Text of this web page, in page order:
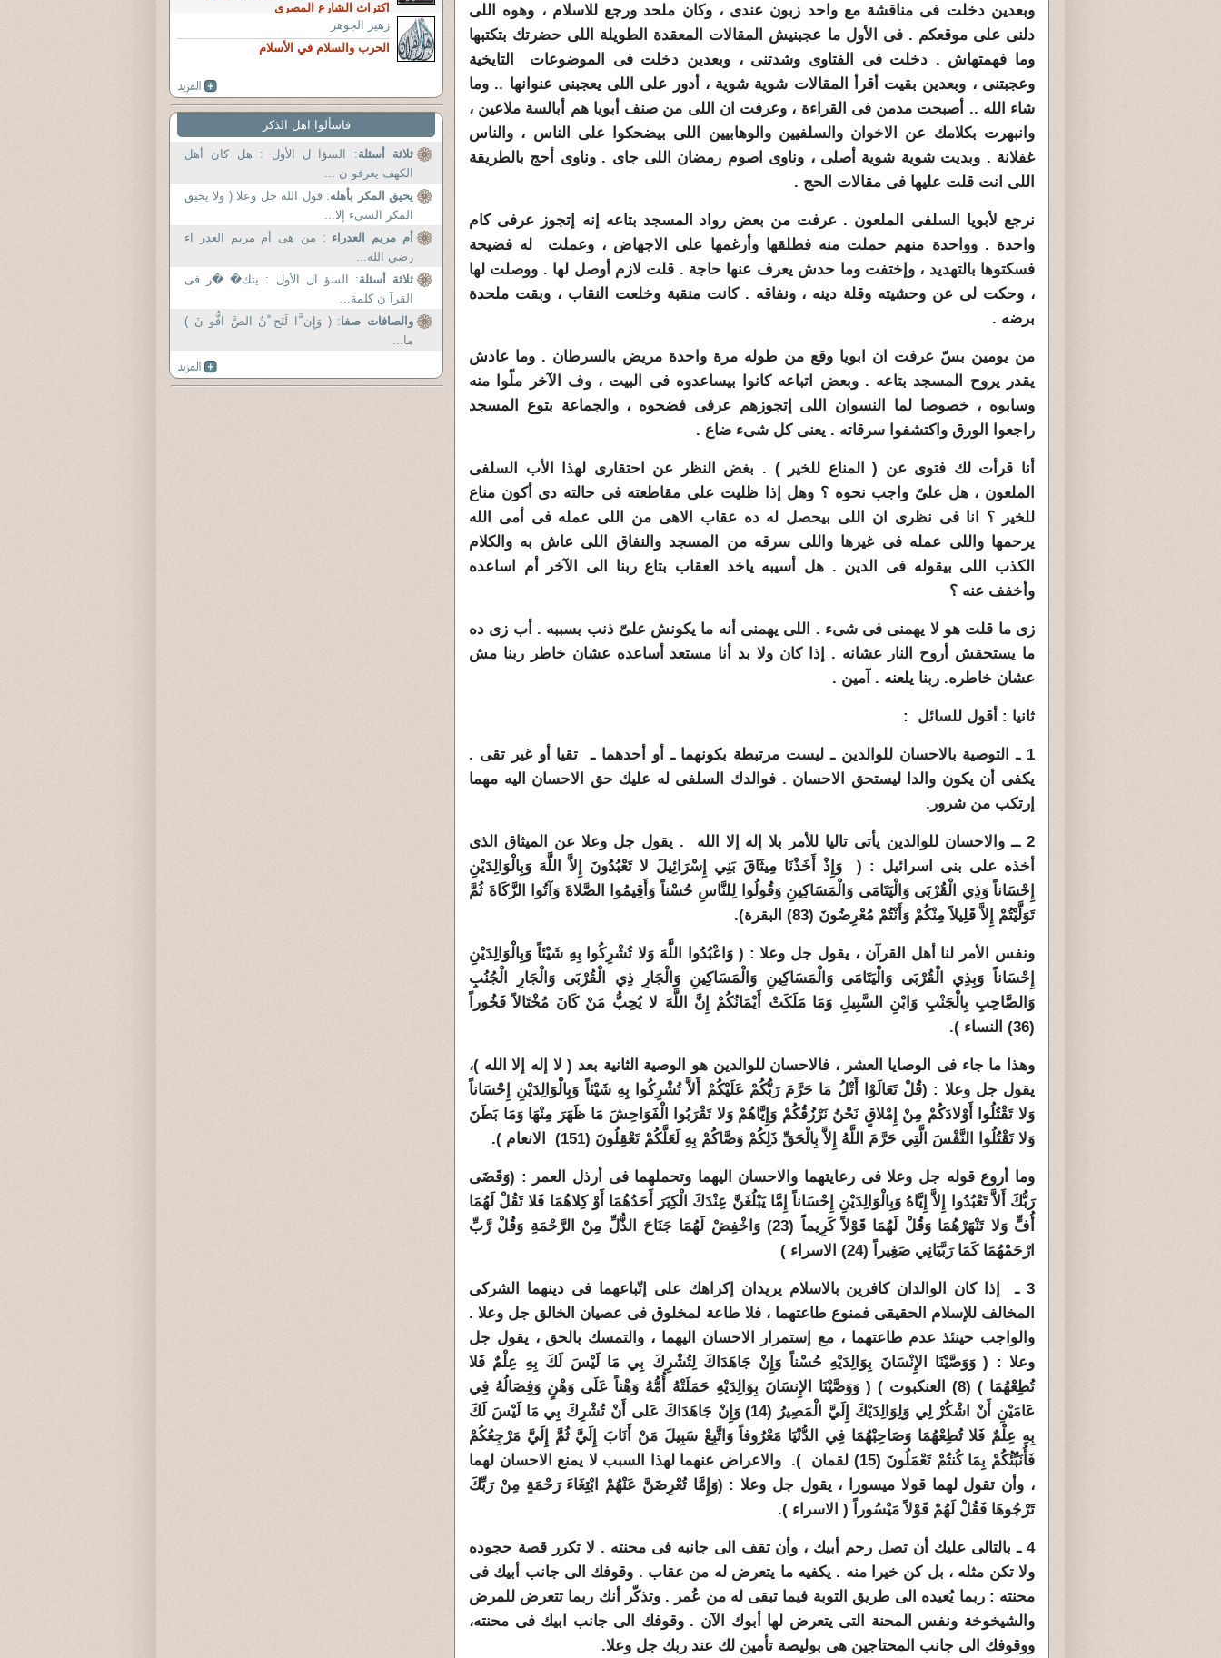
وبعدين دخلت فى مناقشة مع واحد زبون عندى ، وكان ملحد ورجع للاسلام ، وهوه اللى
دلنى على موقعكم . فى الأول ما عجبنيش المقالات المعقدة الطويلة اللى حضرتك بتكتبها
وما فهمتهاش . دخلت فى الفتاوى وشدتنى ، وبعدين دخلت فى الموضوعات التايخية
وعجبتنى ، وبعدين بقيت أقرأ المقالات شوية شوية ، أدور على اللى يعجبنى عنوانها .. وما
شاء الله .. أصبحت مدمن فى القراءة ، وعرفت ان اللى من صنف أبويا هم أبالسة ملاعين ،
وانبهرت بكلامك عن الاخوان والسلفيين والوهابيين اللى بيضحكوا على الناس ، والناس
غفلانة . وبديت شوية شوية أصلى ، وناوى اصوم رمضان اللى جاى . وناوى أحج بالطريقة
اللى انت قلت عليها فى مقالات الحج .
نرجع لأبويا السلفى الملعون . عرفت من بعض رواد المسجد بتاعه إنه إتجوز عرفى كام
واحدة . وواحدة منهم حملت منه فطلقها وأرغمها على الاجهاض ، وعملت له فضيحة
فسكتوها بالتهديد ، وإختفت وما حدش يعرف عنها حاجة . قلت لازم أوصل لها . ووصلت لها
، وحكت لى عن وحشيته وقلة دينه ، ونفاقه . كانت منقبة وخلعت النقاب ، وبقت ملحدة
برضه .
من يومين بسّ عرفت ان ابويا وقع من طوله مرة واحدة مريض بالسرطان . وما عادش
يقدر يروح المسجد بتاعه . وبعض اتباعه كانوا بيساعدوه فى البيت ، وف الآخر ملّوا منه
وسابوه ، خصوصا لما النسوان اللى إتجوزهم عرفى فضحوه ، والجماعة بتوع المسجد
راجعوا الورق واكتشفوا سرقاته . يعنى كل شىء ضاع .
أنا قرأت لك فتوى عن ( المناع للخير ) . بغض النظر عن احتقارى لهذا الأب السلفى
الملعون ، هل علىّ واجب نحوه ؟ وهل إذا ظليت على مقاطعته فى حالته دى أكون مناع
للخير ؟ انا فى نظرى ان اللى بيحصل له ده عقاب الاهى من اللى عمله فى أمى الله
يرحمها واللى عمله فى غيرها واللى سرقه من المسجد والنفاق اللى عاش به والكلام
الكذب اللى بيقوله فى الدين . هل أسيبه ياخد العقاب بتاع ربنا الى الآخر أم اساعده
وأخفف عنه ؟
زى ما قلت هو لا يهمنى فى شىء . اللى يهمنى أنه ما يكونش علىّ ذنب بسببه . أب زى ده
ما يستحقش أروح النار عشانه . إذا كان ولا بد أنا مستعد أساعده عشان خاطر ربنا مش
عشان خاطره. ربنا يلعنه . آمين .
ثانيا : أقول للسائل :
1 ـ التوصية بالاحسان للوالدين ـ ليست مرتبطة بكونهما ـ أو أحدهما ـ تقيا أو غير تقى .
يكفى أن يكون والدا ليستحق الاحسان . فوالدك السلفى له عليك حق الاحسان اليه مهما
إرتكب من شرور.
2 ــ والاحسان للوالدين يأتى تاليا للأمر بلا إله إلا الله . يقول جل وعلا عن الميثاق الذى
أخذه على بنى اسرائيل : ( وَإِذْ أَخَذْنَا مِيثَاقَ بَنِي إِسْرَائِيلَ لا تَعْبُدُونَ إِلاَّ اللَّهَ وَبِالْوَالِدَيْنِ
إِحْسَاناً وَذِي الْقُرْبَى وَالْيَتَامَى وَالْمَسَاكِينِ وَقُولُوا لِلنَّاسِ حُسْناً وَأَقِيمُوا الصَّلاةَ وَآتُوا الزَّكَاةَ ثُمَّ
تَوَلَّيْتُمْ إِلاَّ قَلِيلاً مِنْكُمْ وَأَنْتُمْ مُعْرِضُونَ (83) البقرة).
ونفس الأمر لنا أهل القرآن ، يقول جل وعلا : ( وَاعْبُدُوا اللَّهَ وَلا تُشْرِكُوا بِهِ شَيْئاً وَبِالْوَالِدَيْنِ
إِحْسَاناً وَبِذِي الْقُرْبَى وَالْيَتَامَى وَالْمَسَاكِينِ وَالْمَسَاكِينِ وَالْجَارِ ذِي الْقُرْبَى وَالْجَارِ الْجُنُبِ
وَالصَّاحِبِ بِالْجَنْبِ وَابْنِ السَّبِيلِ وَمَا مَلَكَتْ أَيْمَانُكُمْ إِنَّ اللَّهَ لا يُحِبُّ مَنْ كَانَ مُخْتَالاً فَخُوراً
(36) النساء ).
وهذا ما جاء فى الوصايا العشر ، فالاحسان للوالدين هو الوصية الثانية بعد ( لا إله إلا الله )،
يقول جل وعلا : (قُلْ تَعَالَوْا أَتْلُ مَا حَرَّمَ رَبُّكُمْ عَلَيْكُمْ أَلاَّ تُشْرِكُوا بِهِ شَيْئاً وَبِالْوَالِدَيْنِ إِحْسَاناً
وَلا تَقْتُلُوا أَوْلادَكُمْ مِنْ إِمْلاقٍ نَحْنُ نَرْزُقُكُمْ وَإِيَّاهُمْ وَلا تَقْرَبُوا الْفَوَاحِشَ مَا ظَهَرَ مِنْهَا وَمَا بَطَنَ
وَلا تَقْتُلُوا النَّفْسَ الَّتِي حَرَّمَ اللَّهُ إِلاَّ بِالْحَقِّ ذَلِكُمْ وَصَّاكُمْ بِهِ لَعَلَّكُمْ تَعْقِلُونَ (151) الانعام ).
وما أروع قوله جل وعلا فى رعايتهما والاحسان اليهما وتحملهما فى أرذل العمر : (وَقَضَى
رَبُّكَ أَلاَّ تَعْبُدُوا إِلاَّ إِيَّاهُ وَبِالْوَالِدَيْنِ إِحْسَاناً إِمَّا يَبْلُغَنَّ عِنْدَكَ الْكِبَرَ أَحَدُهُمَا أَوْ كِلاهُمَا فَلا تَقُلْ لَهُمَا
أُفٍّ وَلا تَنْهَرْهُمَا وَقُلْ لَهُمَا قَوْلاً كَرِيماً (23) وَاخْفِضْ لَهُمَا جَنَاحَ الذُّلِّ مِنْ الرَّحْمَةِ وَقُلْ رَّبِّ
ارْحَمْهُمَا كَمَا رَبَّيَانِي صَغِيراً (24) الاسراء )
3 ـ إذا كان الوالدان كافرين بالاسلام يريدان إكراهك على إتّباعهما فى دينهما الشركى
المخالف للإسلام الحقيقى فمنوع طاعتهما ، فلا طاعة لمخلوق فى عصيان الخالق جل وعلا .
والواجب حينئذ عدم طاعتهما ، مع إستمرار الاحسان اليهما ، والتمسك بالحق ، يقول جل
وعلا : ( وَوَصَّيْنَا الإِنْسَانَ بِوَالِدَيْهِ حُسْناً وَإِنْ جَاهَدَاكَ لِتُشْرِكَ بِي مَا لَيْسَ لَكَ بِهِ عِلْمٌ فَلا
تُطِعْهُمَا ) (8) العنكبوت ) ( وَوَصَّيْنَا الإِنسَانَ بِوَالِدَيْهِ حَمَلَتْهُ أُمُّهُ وَهْناً عَلَى وَهْنٍ وَفِصَالُهُ فِي
عَامَيْنِ أَنْ اشْكُرْ لِي وَلِوَالِدَيْكَ إِلَيَّ الْمَصِيرُ (14) وَإِنْ جَاهَدَاكَ عَلى أَنْ تُشْرِكَ بِي مَا لَيْسَ لَكَ
بِهِ عِلْمٌ فَلا تُطِعْهُمَا وَصَاحِبْهُمَا فِي الدُّنْيَا مَعْرُوفاً وَاتَّبِعْ سَبِيلَ مَنْ أَنَابَ إِلَيَّ ثُمَّ إِلَيَّ مَرْجِعُكُمْ
فَأُنَبِّئُكُمْ بِمَا كُنتُمْ تَعْمَلُونَ (15) لقمان ). والاعراض عنهما لهذا السبب لا يمنع الاحسان لهما
، وأن تقول لهما قولا ميسورا ، يقول جل وعلا : (وَإِمَّا تُعْرِضَنَّ عَنْهُمْ ابْتِغَاءَ رَحْمَةٍ مِنْ رَبِّكَ
تَرْجُوهَا فَقُلْ لَهُمْ قَوْلاً مَيْسُوراً ( الاسراء ).
4 ـ بالتالى عليك أن تصل رحم أبيك ، وأن تقف الى جانبه فى محنته . لا تكرر قصة حجوده
ولا تكن مثله ، بل كن خيرا منه . يكفيه ما يتعرض له من عقاب . وقوفك الى جانب أبيك فى
محنته : ربما يُعيده الى طريق التوبة فيما تبقى له من عُمر . وتذكّر أنك ربما تتعرض للمرض
والشيخوخة ونفس المحنة التى يتعرض لها أبوك الآن . وقوفك الى جانب ابيك فى محنته،
ووقوفك الى جانب المحتاجين هى بوليصة تأمين لك عند ربك جل وعلا.
اكتراث الشارع المصري
زهير الجوهر
الحرب والسلام في الأسلام
فاسألوا اهل الذكر
ثلاثة أسئلة: السؤا ل الأول : هل كان أهل
الكهف يعرفو ن ...
يحيق المكر بأهله: قول الله جل وعلا ( ولا يحيق
المكر السىء إلا...
أم مريم العدراء : من هى أم مريم العدر اء
رضي الله...
ثلاثة أسئلة: السؤ ال الأول : يتك� �ر فى
القرآ ن كلمة...
والصافات صفا: ( وَإِن َّا لَنَح ْنُ الصَّ افُّو نَ )
ما...